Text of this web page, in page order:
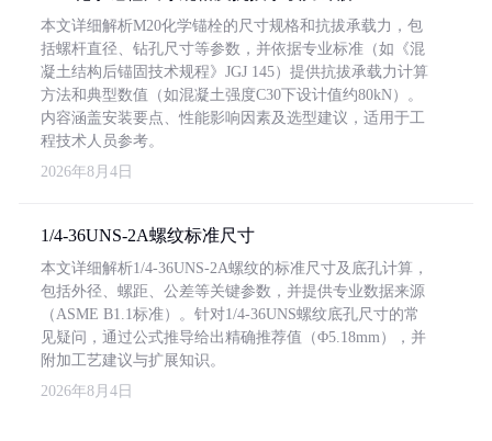
本文详细解析M20化学锚栓的尺寸规格和抗拔承载力，包
括螺杆直径、钻孔尺寸等参数，并依据专业标准（如《混
凝土结构后锚固技术规程》JGJ 145）提供抗拔承载力计算
方法和典型数值（如混凝土强度C30下设计值约80kN）。
内容涵盖安装要点、性能影响因素及选型建议，适用于工
程技术人员参考。
2026年8月4日
1/4-36UNS-2A螺纹标准尺寸
本文详细解析1/4-36UNS-2A螺纹的标准尺寸及底孔计算，
包括外径、螺距、公差等关键参数，并提供专业数据来源
（ASME B1.1标准）。针对1/4-36UNS螺纹底孔尺寸的常
见疑问，通过公式推导给出精确推荐值（Φ5.18mm），并
附加工艺建议与扩展知识。
2026年8月4日